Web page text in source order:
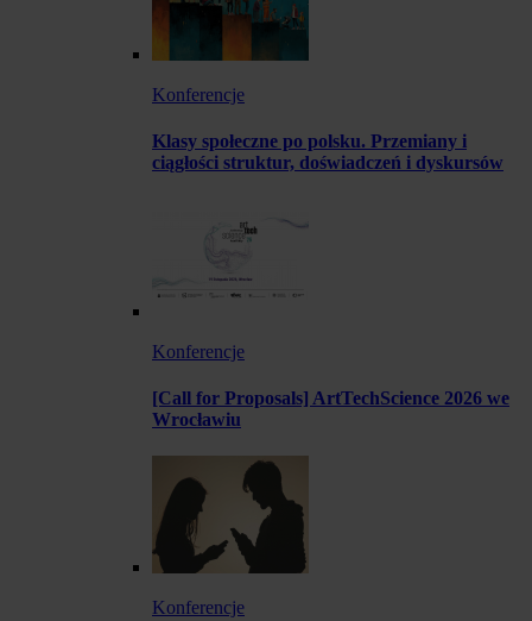
Konferencje
Klasy społeczne po polsku. Przemiany i
ciągłości struktur, doświadczeń i dyskursów
Konferencje
[Call for Proposals] ArtTechScience 2026 we
Wrocławiu
Konferencje